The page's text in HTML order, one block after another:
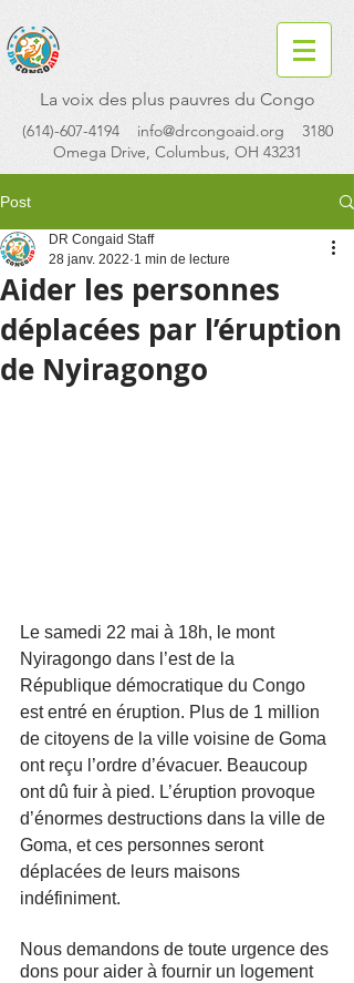
La voix des plus pauvres du Congo
(614)-607-4194 info@drcongoaid.org 3180
Omega Drive, Columbus, OH 43231
Post
Aider les personnes
déplacées par l’éruption
de Nyiragongo
DR Congaid Staff
28 janv. 2022 1 min de lecture
Le samedi 22 mai à 18h, le mont
Nyiragongo dans l’est de la
République démocratique du Congo
est entré en éruption. Plus de 1 million
de citoyens de la ville voisine de Goma
ont reçu l’ordre d’évacuer. Beaucoup
ont dû fuir à pied. L’éruption provoque
d’énormes destructions dans la ville de
Goma, et ces personnes seront
déplacées de leurs maisons
indéfiniment.
Nous demandons de toute urgence des
dons pour aider à fournir un logement